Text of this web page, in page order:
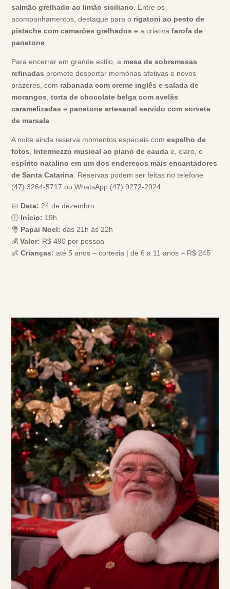
salmão grelhado ao limão siciliano. Entre os
acompanhamentos, destaque para o rigatoni ao pesto de
pistache com camarões grelhados e a criativafarofa de
panetone.
Para encerrar em grande estilo, a mesa de sobremesas
refinadas promete despertar memórias afetivas e novos
prazeres, com rabanada com creme inglês e salada de
morangos,torta de chocolate belga com avelãs
caramelizadas e panetone artesanal servido com sorvete
de marsala.
A noite ainda reserva momentos especiais comespelho de
fotos, Intermezzo musical ao piano de cauda e, claro, o
espírito natalino em um dos endereços mais encantadores
de Santa Catarina. Reservas podem ser feitas no telefone
(47) 3264-5717 ou WhatsApp (47) 9272-2924.
📅 Data: 24 de dezembro
🕕 Início: 19h
🎅 Papai Noel: das 21h às 22h
💰Valor: R$ 490 por pessoa
👶Crianças: até 5 anos – cortesia | de 6 a 11 anos – R$ 245